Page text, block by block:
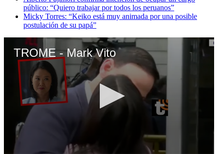
público: “Quiero trabajar por todos los peruanos”
Micky Torres: “Keiko está muy animada por una posible
postulación de su papá”
TROME - Mark Vito